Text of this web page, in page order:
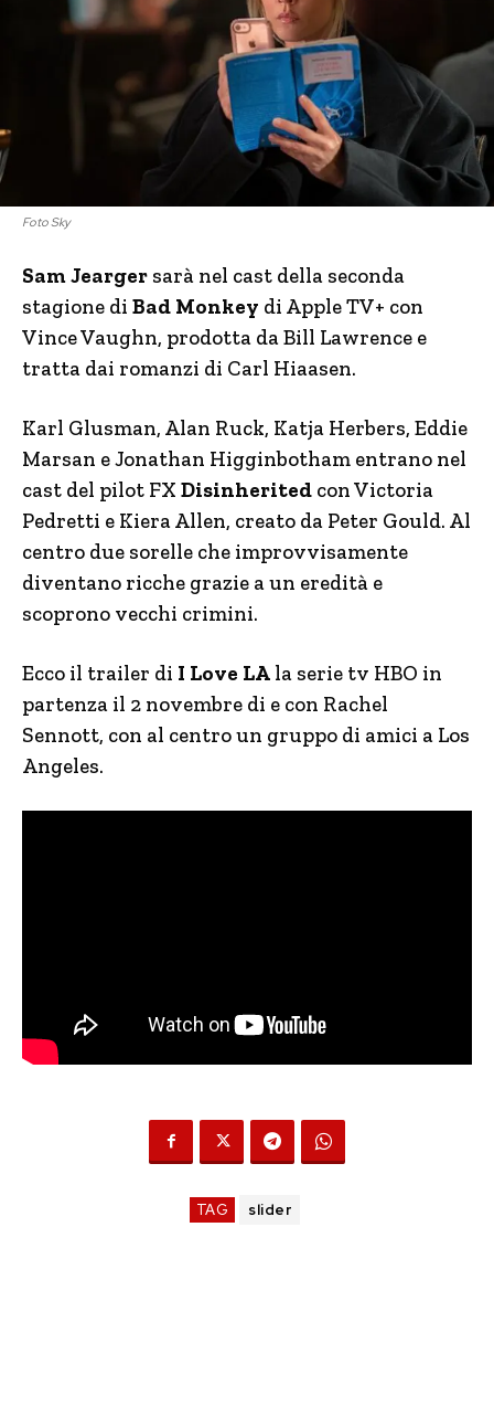
Foto Sky
Sam Jearger sarà nel cast della seconda
stagione di Bad Monkey di Apple TV+ con
Vince Vaughn, prodotta da Bill Lawrence e
tratta dai romanzi di Carl Hiaasen.
Karl Glusman, Alan Ruck, Katja Herbers, Eddie
Marsan e Jonathan Higginbotham entrano nel
cast del pilot FX Disinherited con Victoria
Pedretti e Kiera Allen, creato da Peter Gould. Al
centro due sorelle che improvvisamente
diventano ricche grazie a un eredità e
scoprono vecchi crimini.
Ecco il trailer di I Love LA la serie tv HBO in
partenza il 2 novembre di e con Rachel
Sennott, con al centro un gruppo di amici a Los
Angeles.
TAG slider